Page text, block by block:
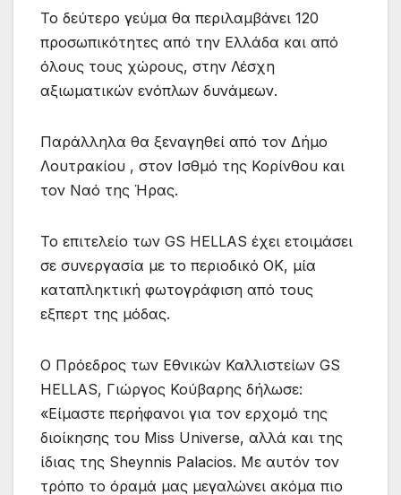
Το δεύτερο γεύμα θα περιλαμβάνει 120
προσωπικότητες από την Ελλάδα και από
όλους τους χώρους, στην Λέσχη
αξιωματικών ενόπλων δυνάμεων.
Παράλληλα θα ξεναγηθεί από τον Δήμο
Λουτρακίου , στον Ισθμό της Κορίνθου και
τον Ναό της Ήρας.
Το επιτελείο των GS HELLAS έχει ετοιμάσει
σε συνεργασία με το περιοδικό ΟΚ, μία
καταπληκτική φωτογράφιση από τους
εξπερτ της μόδας.
Ο Πρόεδρος των Εθνικών Καλλιστείων GS
HELLAS, Γιώργος Κούβαρης δήλωσε:
«Είμαστε περήφανοι για τον ερχομό της
διοίκησης του Miss Universe, αλλά και της
ίδιας της Sheynnis Palacios. Με αυτόν τον
τρόπο το όραμά μας μεγαλώνει ακόμα πιο